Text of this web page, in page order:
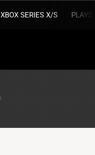
XBOX SERIES X/S